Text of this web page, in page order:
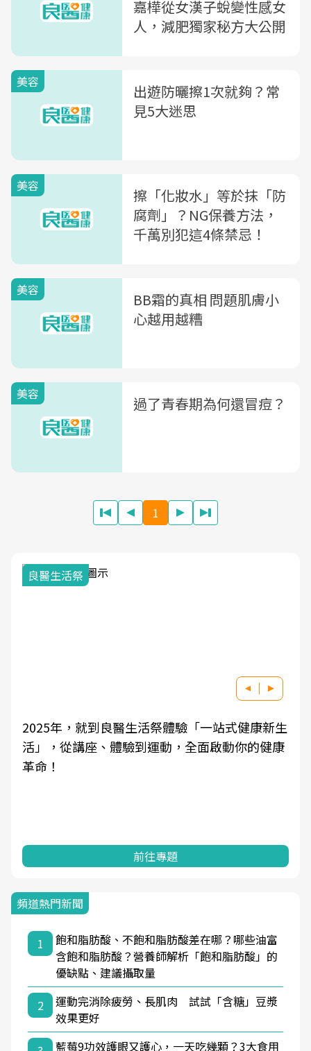
嘉樺從女漢子蛻變性感女
人，減肥獨家秘方大公開
美容
出遊防曬擦1次就夠？常
見5大迷思
美容
擦「化妝水」等於抹「防
腐劑」？NG保養方法，
千萬別犯這4條禁忌！
美容
BB霜的真相 問題肌膚小
心越用越糟
美容 過了青春期為何還冒痘？
1
良醫生活祭
2025年，就到良醫生活祭體驗「一站式健康新生
活」，從講座、體驗到運動，全面啟動你的健康
革命！
前往專題
頻道熱門新聞
1
飽和脂肪酸、不飽和脂肪酸差在哪？哪些油富
含飽和脂肪酸？營養師解析「飽和脂肪酸」的
優缺點、建議攝取量
2
運動完消除疲勞、長肌肉 試試「含糖」豆漿
效果更好
藍莓9功效護眼又護心，一天吃幾顆？3大食用